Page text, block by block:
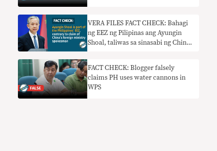
VERA FILES FACT CHECK: Bahagi
ng EEZ ng Pilipinas ang Ayungin
Shoal, taliwas sa sinasabi ng China
FACT CHECK: Blogger falsely
claims PH uses water cannons in
WPS